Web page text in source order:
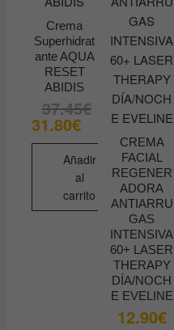
Crema
Superhidrat
ante AQUA
RESET
ABIDIS
37.45€El
precio
era:
37.45€.
31.80€
El
precio
es:
31.80€.
Añadir
al
carrito
CREMA
FACIAL
REGENER
ADORA
ANTIARRU
GAS
INTENSIVA
60+ LASER
THERAPY
DÍA/NOCH
E EVELINE
12.90€